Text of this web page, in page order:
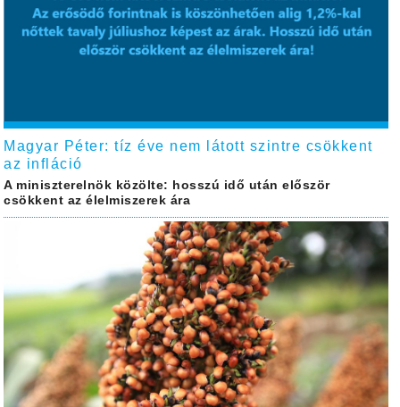
Magyar Péter: tíz éve nem látott szintre csökkent
az infláció
A miniszterelnök közölte: hosszú idő után először
csökkent az élelmiszerek ára